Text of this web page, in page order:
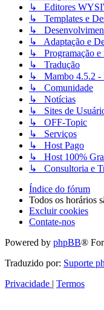
↳ Editores
↳ Templates e
↳
↳ Adaptação e
↳ Programação e
↳ Tradução
↳ Mambo 4.5.2 -
↳ Comunidade
↳ Notícias
↳ Sites de
↳ OFF-Topic
↳ Serviços
↳ Host Pago
↳ Host 100%
↳ Consultoria e
Índice do fórum
Todos os horários
Excluir cookies
Contate-nos
Powered by phpBB®
Traduzido por: Suporte
Privacidade
Termos